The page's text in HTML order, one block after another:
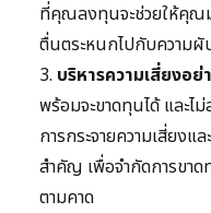
ที่คุณลงทุนจะช่วยให้คุณ
ตื่นตระหนกไปกับความผั
3. บริหารความเสี่ยงอย่
พร้อมจะขาดทุนได้ และ
การกระจายความเสี่ยง
สำคัญ เพื่อจำกัดการขาด
ตามคาด